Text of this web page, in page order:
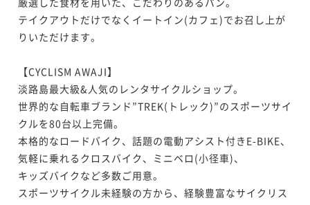
テイクアウトだけでなくイートイン(カフェ)でお召し上が
りいただけます。
【CYCLISM AWAJI】
淡路島最大級&人気のレンタサイクルショップ。
世界的な自転車ブランド”TREK(トレック)”のスポーツサイ
クルを80台以上完備。
本格的なロードバイク、話題の電動アシスト付きE-BIKE、
気軽に乗れるクロスバイク、ミニベロ(小径車)、
キッズバイクなど多数ご用意。
スポーツサイクル未経験の方から、経験豊富なサイクリス